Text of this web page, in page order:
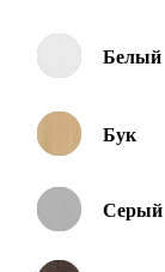
Белый
Бук
Серый